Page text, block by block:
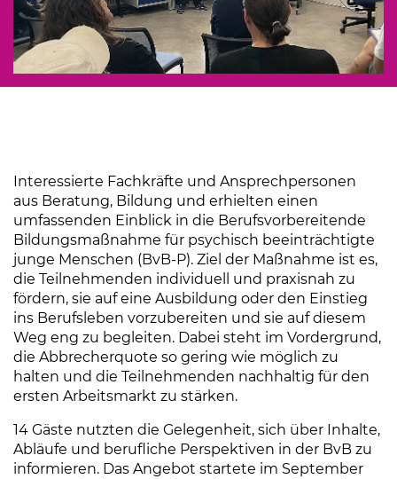
Interessierte Fachkräfte und Ansprechpersonen
aus Beratung, Bildung und erhielten einen
umfassenden Einblick in die Berufsvorbereitende
Bildungsmaßnahme für psychisch beeinträchtigte
junge Menschen (BvB-P). Ziel der Maßnahme ist es,
die Teilnehmenden individuell und praxisnah zu
fördern, sie auf eine Ausbildung oder den Einstieg
ins Berufsleben vorzubereiten und sie auf diesem
Weg eng zu begleiten. Dabei steht im Vordergrund,
die Abbrecherquote so gering wie möglich zu
halten und die Teilnehmenden nachhaltig für den
ersten Arbeitsmarkt zu stärken.
14 Gäste nutzten die Gelegenheit, sich über Inhalte,
Abläufe und berufliche Perspektiven in der BvB zu
informieren. Das Angebot startete im September